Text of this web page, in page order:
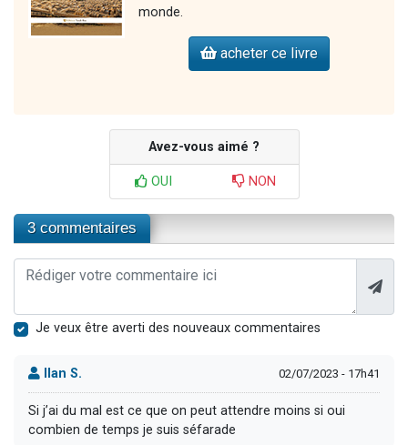
monde.
acheter ce livre
Avez-vous aimé ?
OUI NON
3 commentaires
Je veux être averti des nouveaux commentaires
Ilan S. 02/07/2023 - 17h41
Si j’ai du mal est ce que on peut attendre moins si oui
combien de temps je suis séfarade